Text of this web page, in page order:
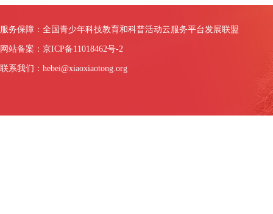
服务保障：全国青少年科技教育和科普活动云服务平台发展联盟
网站备案：京ICP备11018462号-2
联系我们：hebei@xiaoxiaotong.org